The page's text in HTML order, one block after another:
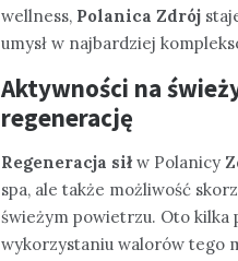
wellness, Polanica Zdrój
umysł w najbardziej
Aktywności na
regenerację
Regeneracja sił w Polanicy
spa, ale także możliwość
świeżym powietrzu. Oto kilka
wykorzystaniu walorów tego